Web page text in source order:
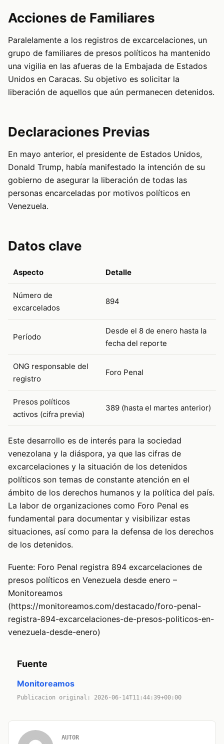
Acciones de Familiares
Paralelamente a los registros de excarcelaciones, un
grupo de familiares de presos políticos ha mantenido
una vigilia en las afueras de la Embajada de Estados
Unidos en Caracas. Su objetivo es solicitar la
liberación de aquellos que aún permanecen detenidos.
Declaraciones Previas
En mayo anterior, el presidente de Estados Unidos,
Donald Trump, había manifestado la intención de su
gobierno de asegurar la liberación de todas las
personas encarceladas por motivos políticos en
Venezuela.
Datos clave
Aspecto Detalle
Número de
excarcelados
894
Período
Desde el 8 de enero hasta la
fecha del reporte
ONG responsable del
registro
Foro Penal
Presos políticos
activos (cifra previa)
389 (hasta el martes anterior)
Este desarrollo es de interés para la sociedad
venezolana y la diáspora, ya que las cifras de
excarcelaciones y la situación de los detenidos
políticos son temas de constante atención en el
ámbito de los derechos humanos y la política del país.
La labor de organizaciones como Foro Penal es
fundamental para documentar y visibilizar estas
situaciones, así como para la defensa de los derechos
de los detenidos.
Fuente: Foro Penal registra 894 excarcelaciones de
presos políticos en Venezuela desde enero –
Monitoreamos
(https://monitoreamos.com/destacado/foro-penal-
registra-894-excarcelaciones-de-presos-politicos-en-
venezuela-desde-enero)
Fuente
Monitoreamos
Publicacion original: 2026-06-14T11:44:39+00:00
AUTOR